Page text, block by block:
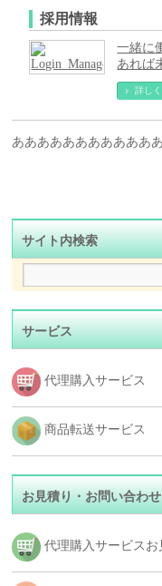
採用情報
一緒に
あれば
詳し
あああああああああああ
サイト内検索
サービス
代理購入サービス
商品転送サービス
お見積り・お問い合わせ
代理購入サービスお